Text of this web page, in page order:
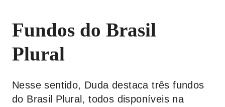
Fundos do Brasil
Plural
Nesse sentido, Duda destaca três fundos
do Brasil Plural, todos disponíveis na